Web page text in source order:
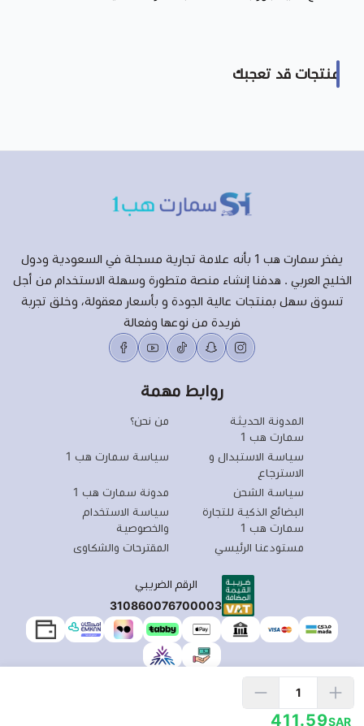
411.59SAR
منتجات قد تعجبك
يفخر سمارت هب 1 بأنه علامة تجارية مسجلة في السعودية ودول
الخليج العربي . هدفنا إنشاء منصة متطورة وسهلة الاستخدام من أجل
تسوق سهل بمنتجات عالية الجودة و بأسعار معقولة، وخلق تجربة
فريدة من نوعها وفعالة
روابط مهمة
المدونة الحديثة
سمارت هب 1
من نحن؟
سياسة الاستبدال و
الاسترجاع
سياسة سمارت هب 1
سياسة الشحن
مدونة سمارت هب 1
البضائع الذكية للتجارة
سمارت هب 1
سياسة الاستخدام
والخصوصية
مستودعنا الرئيسي
المقترحات والشكاوى
الرقم الضريبي
310860076700003
الحقوق محفوظة | 2026